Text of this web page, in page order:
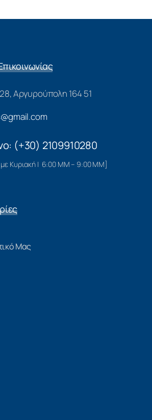
Αργυρούπολη 164 51
(+30) 2109910280
Κυριακή | 6:00 ΜΜ – 9:00 ΜΜ]
Μας